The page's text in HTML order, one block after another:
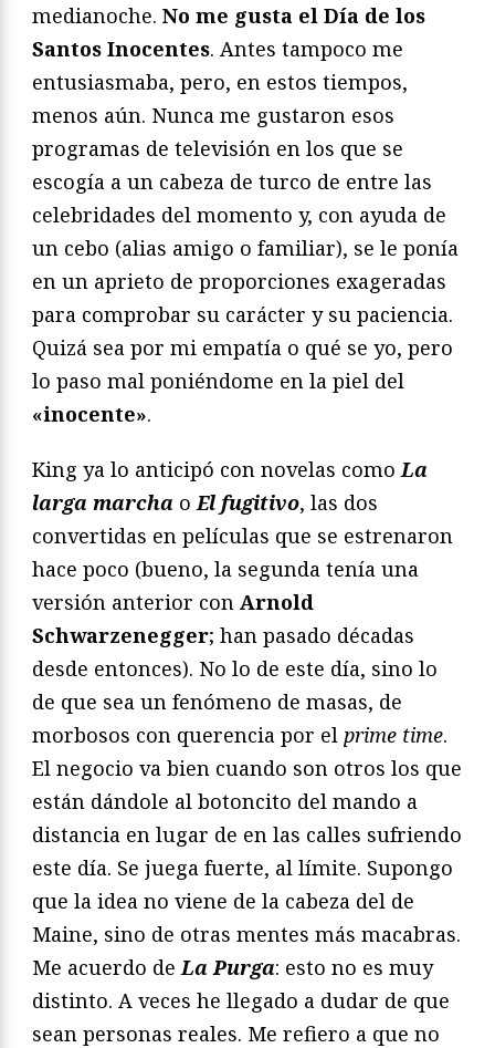
medianoche. No me gusta el Día de los
Santos Inocentes. Antes tampoco me
entusiasmaba, pero, en estos tiempos,
menos aún. Nunca me gustaron esos
programas de televisión en los que se
escogía a un cabeza de turco de entre las
celebridades del momento y, con ayuda de
un cebo (alias amigo o familiar), se le ponía
en un aprieto de proporciones exageradas
para comprobar su carácter y su paciencia.
Quizá sea por mi empatía o qué se yo, pero
lo paso mal poniéndome en la piel del
«inocente».
King ya lo anticipó con novelas como La
larga marcha o El fugitivo, las dos
convertidas en películas que se estrenaron
hace poco (bueno, la segunda tenía una
versión anterior con Arnold
Schwarzenegger; han pasado décadas
desde entonces). No lo de este día, sino lo
de que sea un fenómeno de masas, de
morbosos con querencia por el prime time.
El negocio va bien cuando son otros los que
están dándole al botoncito del mando a
distancia en lugar de en las calles sufriendo
este día. Se juega fuerte, al límite. Supongo
que la idea no viene de la cabeza del de
Maine, sino de otras mentes más macabras.
Me acuerdo de La Purga: esto no es muy
distinto. A veces he llegado a dudar de que
sean personas reales. Me refiero a que no